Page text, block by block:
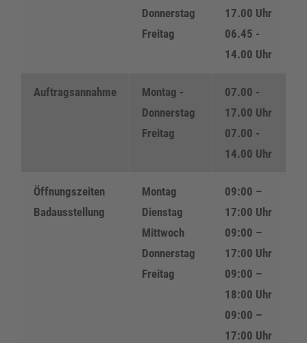
Donnerstag
Freitag
17.00 Uhr
06.45 -
14.00 Uhr
Auftragsannahme
Montag -
Donnerstag
Freitag
07.00 -
17.00 Uhr
07.00 -
14.00 Uhr
Öffnungszeiten
Badausstellung
Montag
Dienstag
Mittwoch
Donnerstag
Freitag
09:00 –
17:00 Uhr
09:00 –
17:00 Uhr
09:00 –
18:00 Uhr
09:00 –
17:00 Uhr